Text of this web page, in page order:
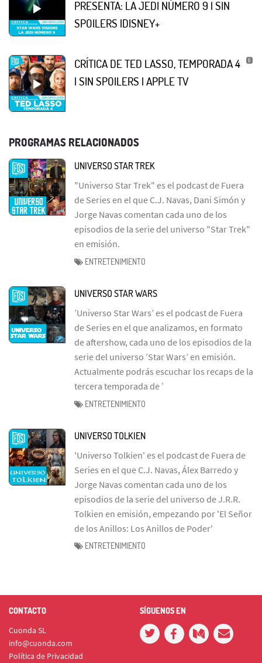
PRESENTA: LA JEDI NÚMERO 9 | SIN
SPOILERS |DISNEY+
CRÍTICA DE TED LASSO, TEMPORADA 4
| SIN SPOILERS | APPLE TV
PROGRAMAS RELACIONADOS
UNIVERSO STAR TREK
"Universo Star Trek" es el podcast de Fuera
de Series en el que C.J. Navas, Dani Simón y
Jorge Navas comentan cada uno de los
episodios de la serie del universo "Star Trek"
en emisión.
ENTRETENIMIENTO
UNIVERSO STAR WARS
’Universo Star Wars’ es el podcast de Fuera
de Series en el que analizamos, en formato
de aftershow, cada uno de los episodios de la
serie del universo ’Star Wars’ en emisión.
Actualmente podrás escuchar los recaps de la
tercera temporada de ’
ENTRETENIMIENTO
UNIVERSO TOLKIEN
'Universo Tolkien' es el podcast de Fuera de
Series en el que C.J. Navas, Álex Barredo y
Jorge Navas comentan cada uno de los
episodios de la serie del universo de J.R.R.
Tolkien en emisión, empezando por 'El Señor
de los Anillos: Los Anillos de Poder'
ENTRETENIMIENTO
CONTACTO
Cuonda SL
info@cuonda.com
Política de Privacidad
SÍGUENOS EN